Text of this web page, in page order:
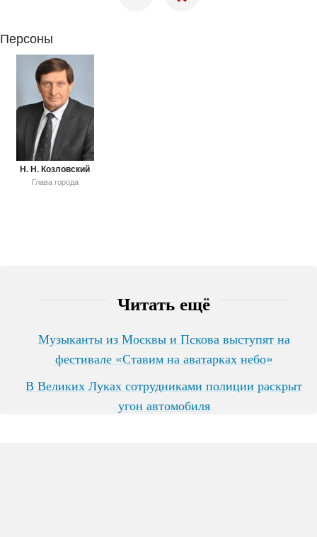
Персоны
Н. Н. Козловский
Глава города
Читать ещё
Музыканты из Москвы и Пскова выступят на
фестивале «Ставим на аватарках небо»
В Великих Луках сотрудниками полиции раскрыт
угон автомобиля